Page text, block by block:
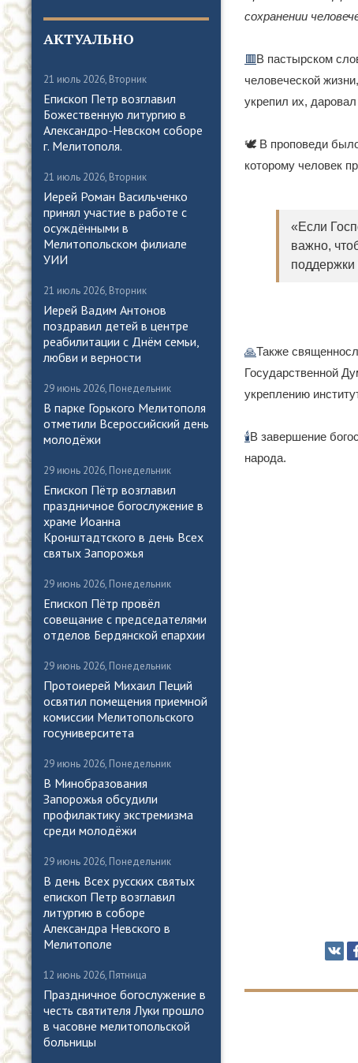
АКТУАЛЬНО
21 июль 2026, Вторник
Епископ Петр возглавил
Божественную литургию в
Александро-Невском соборе
г. Мелитополя.
21 июль 2026, Вторник
Иерей Роман Васильченко
принял участие в работе с
осуждёнными в
Мелитопольском филиале
УИИ
21 июль 2026, Вторник
Иерей Вадим Антонов
поздравил детей в центре
реабилитации с Днём семьи,
любви и верности
29 июнь 2026, Понедельник
В парке Горького Мелитополя
отметили Всероссийский день
молодёжи
29 июнь 2026, Понедельник
Епископ Пётр возглавил
праздничное богослужение в
храме Иоанна
Кронштадтского в день Всех
святых Запорожья
29 июнь 2026, Понедельник
Епископ Пётр провёл
совещание с председателями
отделов Бердянской епархии
29 июнь 2026, Понедельник
Протоиерей Михаил Пеций
освятил помещения приемной
комиссии Мелитопольского
госуниверситета
29 июнь 2026, Понедельник
В Минобразования
Запорожья обсудили
профилактику экстремизма
среди молодёжи
29 июнь 2026, Понедельник
В день Всех русских святых
епископ Петр возглавил
литургию в соборе
Александра Невского в
Мелитополе
12 июнь 2026, Пятница
Праздничное богослужение в
честь святителя Луки прошло
в часовне мелитопольской
больницы
сохранении
🟥В пастырском
человеческой
укрепил их,
🕊️ В проповеди было
которому человек
«Если
важно,
поддержки
🙏Также
Государственной
укреплению
🕯️В завершение
народа.